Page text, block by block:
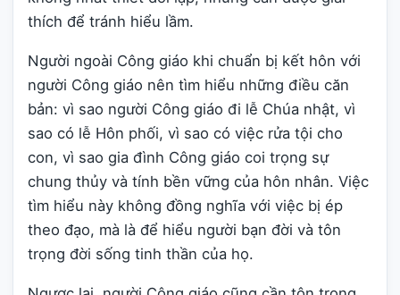
thích để tránh hiểu lầm.
Người ngoài Công giáo khi chuẩn bị kết hôn với
người Công giáo nên tìm hiểu những điều căn
bản: vì sao người Công giáo đi lễ Chúa nhật, vì
sao có lễ Hôn phối, vì sao có việc rửa tội cho
con, vì sao gia đình Công giáo coi trọng sự
chung thủy và tính bền vững của hôn nhân. Việc
tìm hiểu này không đồng nghĩa với việc bị ép
theo đạo, mà là để hiểu người bạn đời và tôn
trọng đời sống tinh thần của họ.